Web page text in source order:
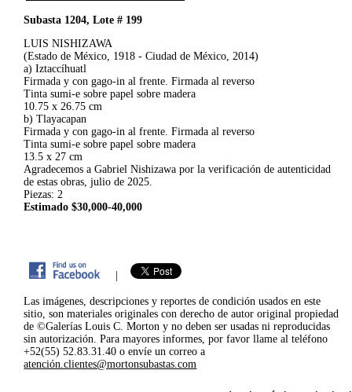
Subasta 1204, Lote # 199
LUIS NISHIZAWA
(Estado de México, 1918 - Ciudad de México, 2014)
a) Iztaccíhuatl
Firmada y con gago-in al frente. Firmada al reverso
Tinta sumi-e sobre papel sobre madera
10.75 x 26.75 cm
b) Tlayacapan
Firmada y con gago-in al frente. Firmada al reverso
Tinta sumi-e sobre papel sobre madera
13.5 x 27 cm
Agradecemos a Gabriel Nishizawa por la verificación de autenticidad
de estas obras, julio de 2025.
Piezas: 2
Estimado $30,000-40,000
|
Las imágenes, descripciones y reportes de condición usados en este
sitio, son materiales originales con derecho de autor original propiedad
de ©Galerías Louis C. Morton y no deben ser usadas ni reproducidas
sin autorización. Para mayores informes, por favor llame al teléfono
+52(55) 52.83.31.40 o envíe un correo a
atención.clientes@mortonsubastas.com